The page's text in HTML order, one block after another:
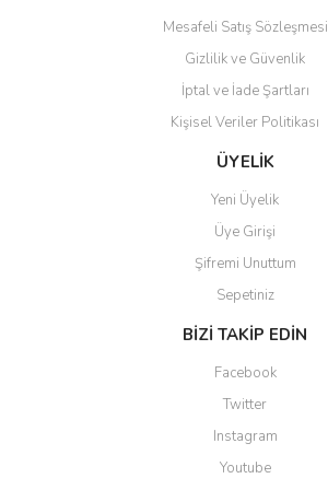
Gönder
Mesafeli Satış Sözleşmesi
Gizlilik ve Güvenlik
İptal ve İade Şartları
Kişisel Veriler Politikası
ÜYELİK
Yeni Üyelik
Üye Girişi
Şifremi Unuttum
Sepetiniz
BİZİ TAKİP EDİN
Facebook
Twitter
Instagram
Youtube